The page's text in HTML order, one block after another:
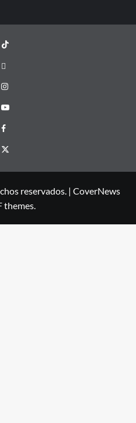
TikTok
threads
Instagram
Youtube
Facebook
X
reservados. | CoverNews
themes.